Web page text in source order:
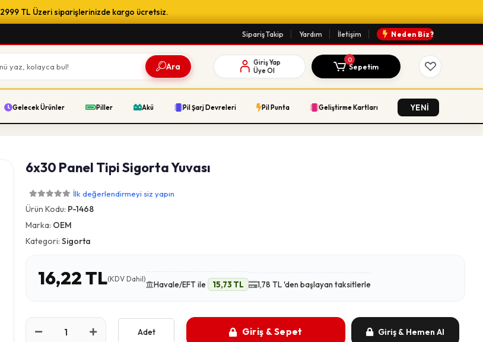
2999 TL Üzeri siparişlerinizde kargo ücretsiz.
Sipariş Takip Yardım İletişim Neden Biz?
Ara
Giriş Yap
Üye Ol
0
Sepetim
Gelecek Ürünler Piller Akü Pil Şarj Devreleri Pil Punta Geliştirme Kartları YENİ
6x30 Panel Tipi Sigorta Yuvası
İlk değerlendirmeyi siz yapın
Ürün Kodu: P-1468
Marka: OEM
Kategori:Sigorta
16,22 TL(KDV Dahil)
Havale/EFT ile 15,73 TL 1,78 TL 'den başlayan taksitlerle
Adet Giriş & Sepet Giriş & Hemen Al